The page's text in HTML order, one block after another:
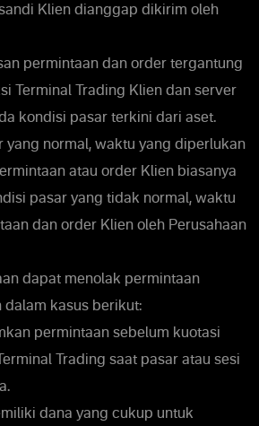
Klien dianggap dikirim oleh
permintaan dan order tergantung
Terminal Trading Klien dan server
kondisi pasar terkini dari aset.
yang normal, waktu yang diperlukan
atau order Klien biasanya
pasar yang tidak normal, waktu
dan order Klien oleh Perusahaan
dapat menolak permintaan
dalam kasus berikut:
permintaan sebelum kuotasi
Trading saat pasar atau sesi
dana yang cukup untuk